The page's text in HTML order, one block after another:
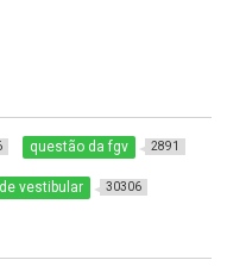
questão da fgv 2891
vestibular 30306